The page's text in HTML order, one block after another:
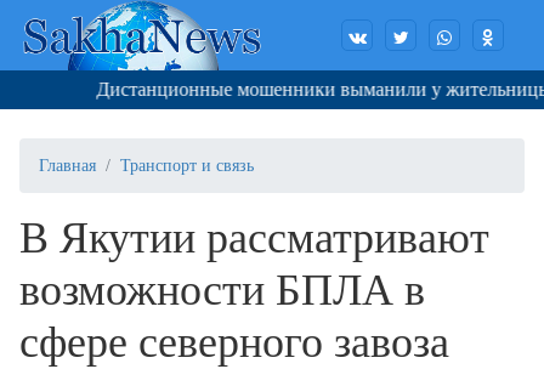
Дистанционные мошенники выманили у жительницы
Главная Транспорт и связь
В Якутии рассматривают
возможности БПЛА в
сфере северного завоза